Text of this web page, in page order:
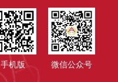
手机版 微信公众号